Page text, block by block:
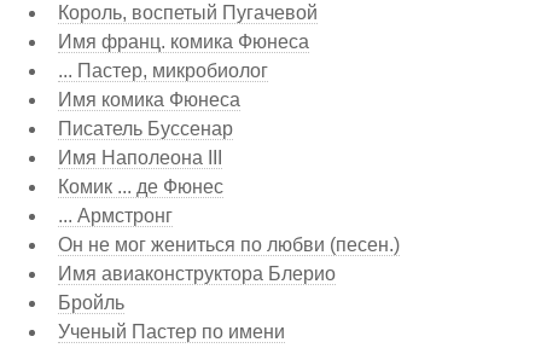
Король, воспетый Пугачевой
Имя франц. комика Фюнеса
... Пастер, микробиолог
Имя комика Фюнеса
Писатель Буссенар
Имя Наполеона III
Комик ... де Фюнес
... Армстронг
Он не мог жениться по любви (песен.)
Имя авиаконструктора Блерио
Бройль
Ученый Пастер по имени